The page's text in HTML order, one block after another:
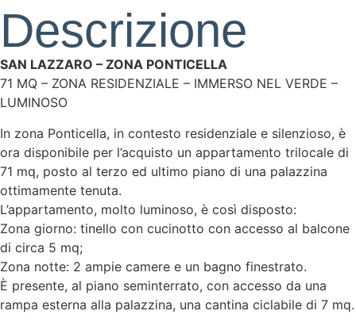
Descrizione
SAN LAZZARO – ZONA PONTICELLA
71 MQ – ZONA RESIDENZIALE – IMMERSO NEL VERDE –
LUMINOSO
In zona Ponticella, in contesto residenziale e silenzioso, è
ora disponibile per l’acquisto un appartamento trilocale di
71 mq, posto al terzo ed ultimo piano di una palazzina
ottimamente tenuta.
L’appartamento, molto luminoso, è così disposto:
Zona giorno: tinello con cucinotto con accesso al balcone
di circa 5 mq;
Zona notte: 2 ampie camere e un bagno finestrato.
È presente, al piano seminterrato, con accesso da una
rampa esterna alla palazzina, una cantina ciclabile di 7 mq.